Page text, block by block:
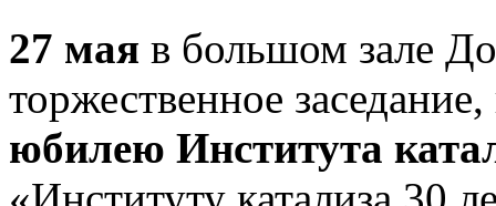
27 мая в большом зале
торжественное
юбилею Института